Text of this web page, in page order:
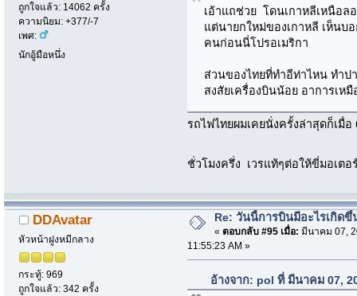
ถูกใจแล้ว: 14062 ครั้ง
ความนิยม: +377/-7
เพศ:
นักอู้มือหนึ่ง
เอ้าแถช่วย โดนเกาหลีเหนือล
แต่นายกใหม่ของเกาหลี เห็นบ
คนก่อนนี่โปรอเมริกา
ส่วนของไทยที่ทำอีท่าไหน ทำป
สงสัยเครื่องบินน้อย อาการเหมื
รถไฟไทยผมเคยนั่งครั้งล่าสุดก็เมื่
ชั่วโมงครึ่ง เวรแท้ๆต่อให้ขี่มอเต
DDAvatar
หัวหน้าฝูงหมีกลาง
กระทู้: 969
ถูกใจแล้ว: 342 ครั้ง
Re: วันนี้การบินมีอะไรเกิดขึ้
« ตอบกลับ #95 เมื่อ: มีนาคม 07,
11:55:23 AM »
อ้างจาก: pol ที่ มีนาคม 07,